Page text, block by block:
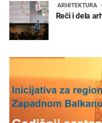
ARHITEKTURA
Reči i dela